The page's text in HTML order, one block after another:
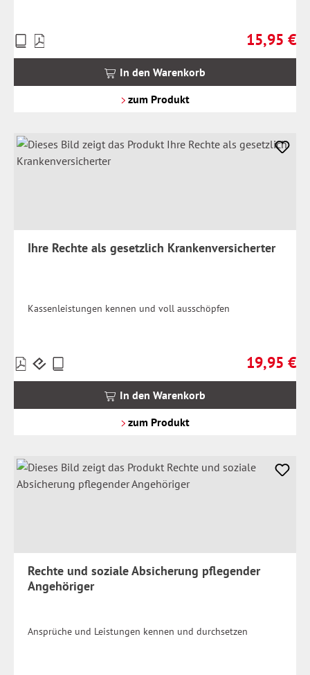
Regulärer
15,95 €
Preise
inkl.
In den Warenkorb
zum Produkt
Ihre Rechte als gesetzlich Krankenversicherter
Kassenleistungen kennen und voll ausschöpfen
Regulärer
19,95 €
Preise
inkl.
In den Warenkorb
zum Produkt
Rechte und soziale Absicherung pflegender
Angehöriger
Ansprüche und Leistungen kennen und durchsetzen